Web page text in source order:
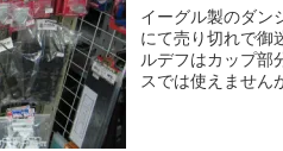
イーグル製のダン
にて売り切れで御
ルデフはカップ部
スでは使えません